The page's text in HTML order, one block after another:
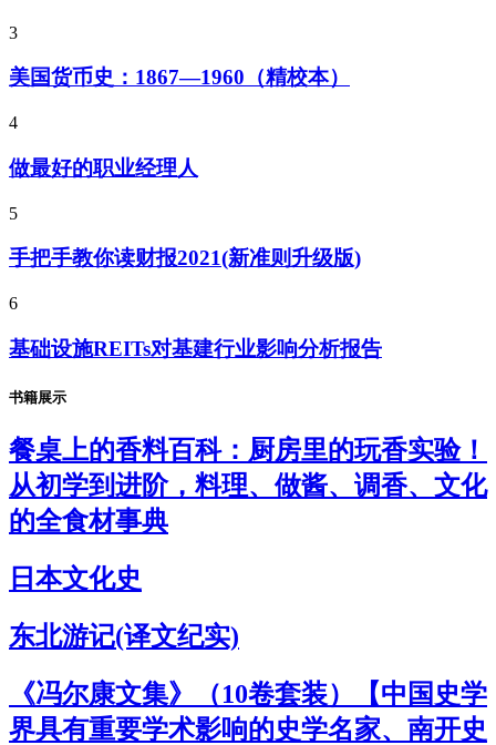
3
美国货币史：1867—1960（精校本）
4
做最好的职业经理人
5
手把手教你读财报2021(新准则升级版)
6
基础设施REITs对基建行业影响分析报告
书籍展示
餐桌上的香料百科：厨房里的玩香实验！
从初学到进阶，料理、做酱、调香、文化
的全食材事典
日本文化史
东北游记(译文纪实)
《冯尔康文集》（10卷套装）【中国史学
界具有重要学术影响的史学名家、南开史